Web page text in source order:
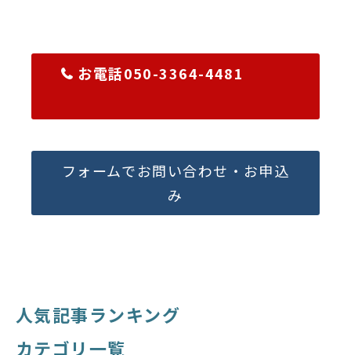
お電話050-3364-4481
フォームでお問い合わせ・お申込
み
人気記事ランキング
カテゴリ一覧